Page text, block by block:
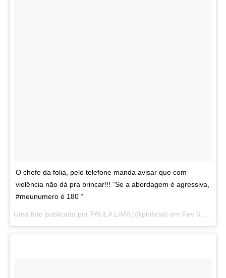
O chefe da folia, pelo telefone manda avisar que com
violência não dá pra brincar!!! “Se a abordagem é agressiva,
#meunumero é 180 “
Uma foto publicada por PAULA LIMA (@ploficial) em Fev 6, 2016 às 9:05 PST